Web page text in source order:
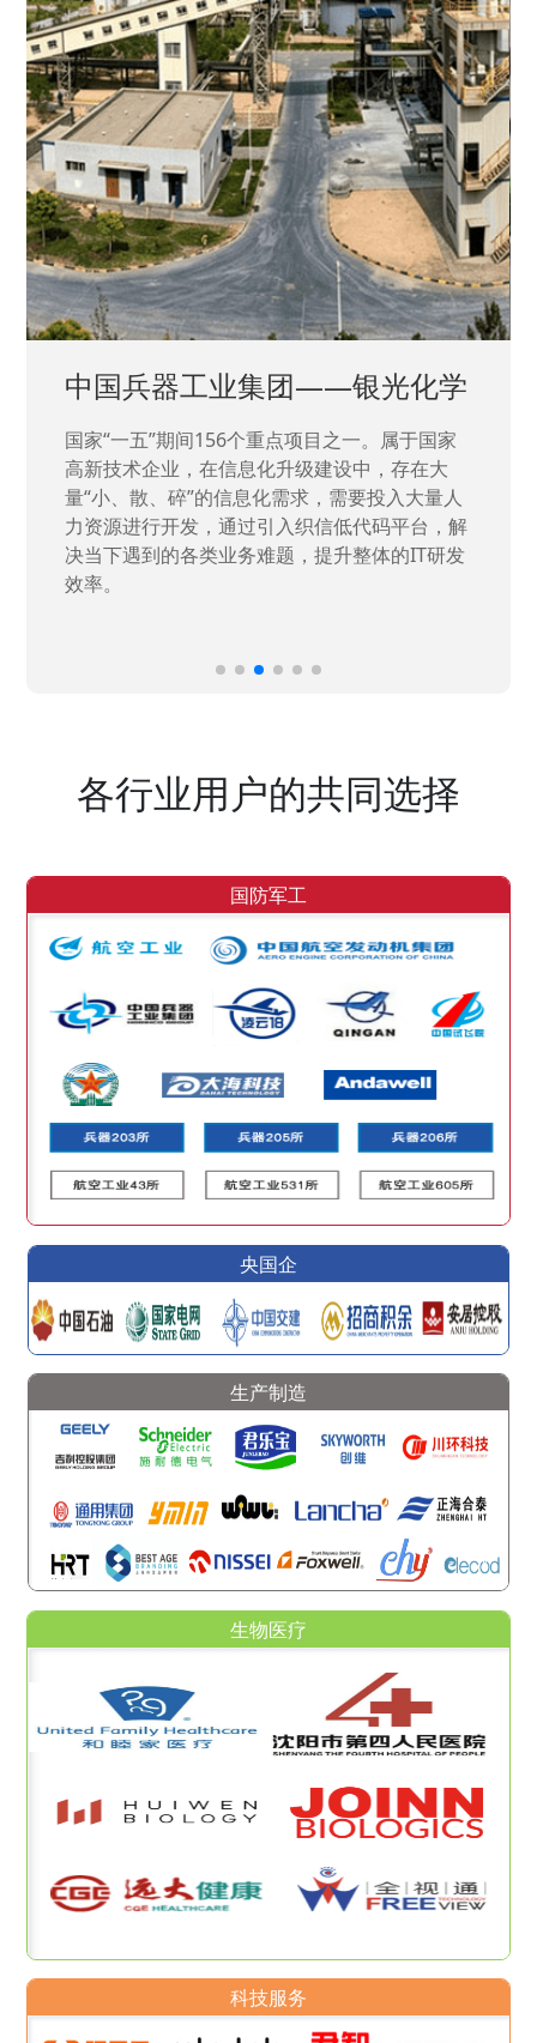
中国兵器工业集团——银光化学
国家“一五”期间156个重点项目之一。属于国家
高新技术企业，在信息化升级建设中，存在大
量“小、散、碎”的信息化需求，需要投入大量人
力资源进行开发，通过引入织信低代码平台，解
决当下遇到的各类业务难题，提升整体的IT研发
效率。
各行业用户的共同选择
国防军工
央国企
生产制造
生物医疗
科技服务